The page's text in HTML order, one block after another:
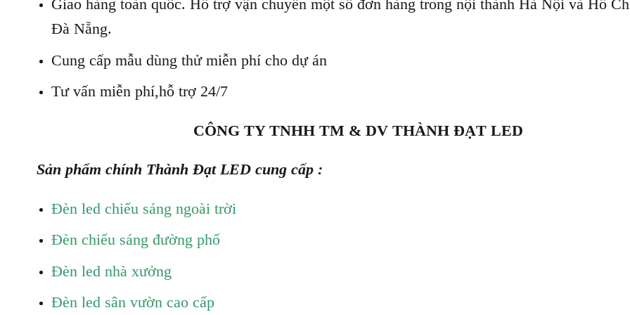
Giao hàng toàn quốc. Hỗ trợ vận chuyển một số đơn hàng trong nội thành Hà Nội và Hồ
Đà Nẵng.
Cung cấp mẫu dùng thử miễn phí cho dự án
Tư vấn miễn phí,hỗ trợ 24/7
CÔNG TY TNHH TM & DV THÀNH ĐẠT LED
Sản phẩm chính Thành Đạt LED cung cấp :
Đèn led chiếu sáng ngoài trời
Đèn chiếu sáng đường phố
Đèn led nhà xưởng
Đèn led sân vườn cao cấp